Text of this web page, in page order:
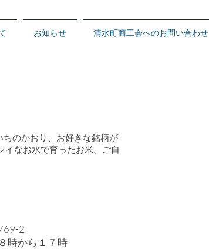
お知らせ 清水町商工会へのお問い合わせ
のかおり、お好きな銘柄が
イなお水で育ったお米。ご自
2
時から１７時